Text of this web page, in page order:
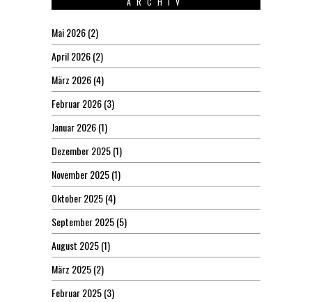
Mai 2026(2)
April 2026(2)
März 2026(4)
Februar 2026(3)
Januar 2026(1)
Dezember 2025(1)
November 2025(1)
Oktober 2025(4)
September 2025(5)
August 2025(1)
März 2025(2)
Februar 2025(3)